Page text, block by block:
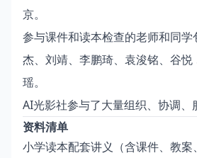
京。
参与课件和读本检查的老师和同
杰、刘靖、李鹏琦、袁浚铭、谷悦
瑶。
AI光影社参与了大量组织、协调、
资料清单
小学读本配套讲义（含课件、教案